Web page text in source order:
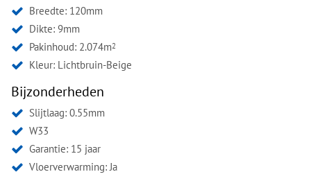
Breedte: 120mm
Dikte: 9mm
Pakinhoud: 2.074m2
Kleur: Lichtbruin-Beige
Bijzonderheden
Slijtlaag: 0.55mm
W33
Garantie: 15 jaar
Vloerverwarming: Ja